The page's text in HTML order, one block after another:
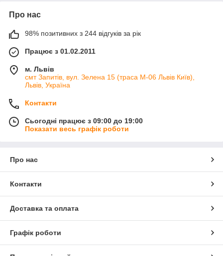
Про нас
98% позитивних з 244 відгуків за рік
Працює з 01.02.2011
м. Львів
смт Запитів, вул. Зелена 15 (траса М-06 Львів Київ),
Львів, Україна
Контакти
Сьогодні працює з 09:00 до 19:00
Показати весь графік роботи
Про нас
Контакти
Доставка та оплата
Графік роботи